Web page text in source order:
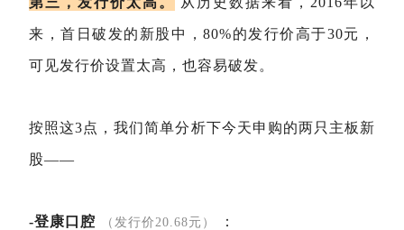
来，首日破发的新股中，80%的发行价高于30元，
可见发行价设置太高，也容易破发。
按照这3点，我们简单分析下今天申购的两只主板新
股——
-登康口腔 （发行价20.68元） ：